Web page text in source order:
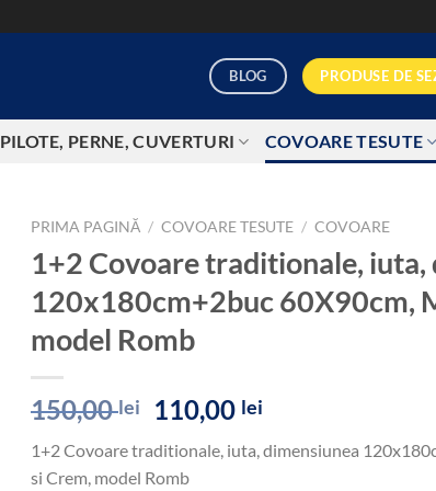
BLOG PRODUSE DE
PILOTE, PERNE, CUVERTURI COVOARE TESUTE
PRIMA PAGINĂ / COVOARE TESUTE / COVOARE
1+2 Covoare traditionale, iuta,
120x180cm+2buc 60X90cm,
model Romb
150,00lei
Prețul
inițial
a
110,00 lei
este:
1+2 Covoare traditionale, iuta, dimensiunea
si Crem, model Romb